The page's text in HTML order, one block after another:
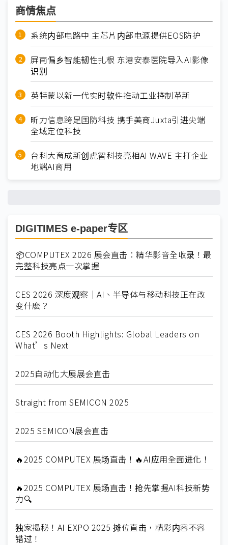
商情焦点
系统内部电路中 主芯片内部电源提供EOS防护
屏南偏乡智能韧性扎根 东港安泰医院导入AI影像
识别
英特蒙以新一代实时软件推动工业控制革新
昕力信息跨足国防科技 携手美商Juxta引进尖端
全域定位科技
台科大育成新创虎智科技亮相AI WAVE 主打企业
地端AI商用
DIGITIMES e-paper专区
📦COMPUTEX 2026 展会直击：精华影音全收录！最
完整科技亮点一次掌握
CES 2026 深度观察｜AI、半导体与移动科技正在改
变什麽？
CES 2026 Booth Highlights: Global Leaders on
What’s Next
2025自动化大展展会直击
Straight from SEMICON 2025
2025 SEMICON展会直击
🔥2025 COMPUTEX 展场直击！🔥AI应用全面进化！
🔥2025 COMPUTEX 展场直击！抢先掌握AI科技新势
力🔍
独家揭秘！AI EXPO 2025 摊位直击，精彩内容不容
错过！